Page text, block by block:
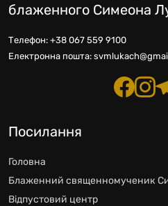
блаженного Симеона
Телефон: +38 067 559 9100
Електронна пошта:
Посилання
Головна
Блаженний священномученик
Відпустовий центр